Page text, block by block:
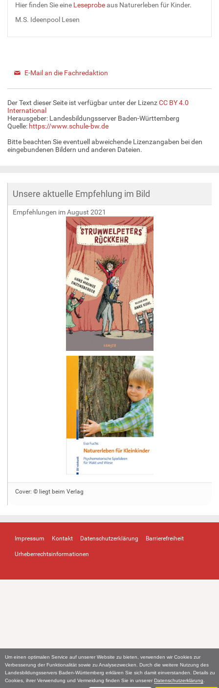
Um einen optimalen Service auf unserer Website zu bieten, verwenden wir Cookies zur
Verbesserung der Funktionalität sowie zu Analysezwecken. Durch die weitere Nutzung des
Landesbildungsservers Baden-Württemberg erklären Sie sich damit einverstanden. Details zu
Cookies, ihrer Verwendung und Vermeidung finden Sie in unserer Datenschutzerklärung
Hier finden Sie eine Leseprobe aus Naturerleben für Kinder.
M.S. Ideenpool Lesen
E-Mail an die Fachredaktion
Der Text dieser Seite ist verfügbar unter der LizenzCC BY 4.0
International
Herausgeber: Landesbildungsserver Baden-Württemberg
Quelle: https://www.schule-bw.de
Bitte beachten Sie eventuell abweichende Lizenzangaben bei den
eingebundenen Bildern und anderen Dateien.
Unsere aktuelle Empfehlung im Bild
Empfehlungen im August 2021
Cover: © liegt beim Verlag
Impressum Kontakt Datenschutzerklärung Barrierefreiheit
Urheberrechtsinformationen